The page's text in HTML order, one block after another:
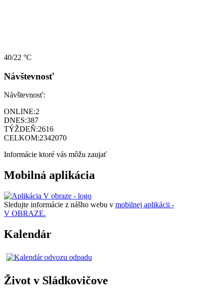
40/22 °C
Návštevnosť
Návštevnosť:
ONLINE:2
DNES:387
TÝŽDEŇ:2616
CELKOM:2342070
Informácie ktoré vás môžu zaujať
Mobilná aplikácia
Sledujte informácie z nášho webu v mobilnej aplikácii -
V OBRAZE.
Kalendár
Život v Sládkovičove